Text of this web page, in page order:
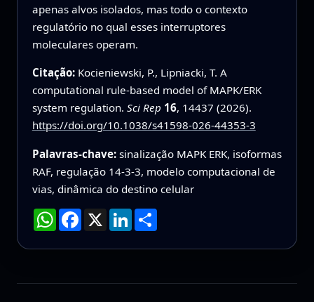
apenas alvos isolados, mas todo o contexto
regulatório no qual esses interruptores
moleculares operam.
Citação: Kocieniewski, P., Lipniacki, T. A
computational rule-based model of MAPK/ERK
system regulation. Sci Rep 16, 14437 (2026).
https://doi.org/10.1038/s41598-026-44353-3
Palavras-chave: sinalização MAPK ERK, isoformas
RAF, regulação 14-3-3, modelo computacional de
vias, dinâmica do destino celular
WhatsApp
Facebook
X LinkedInCompartilhar